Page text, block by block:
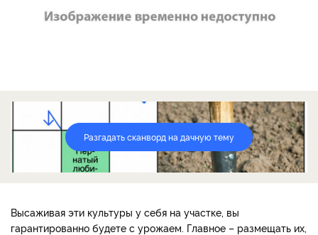
Разгадать сканворд на дачную тему
Высаживая эти культуры у себя на участке, вы
гарантированно будете с урожаем. Главное – размещать их,